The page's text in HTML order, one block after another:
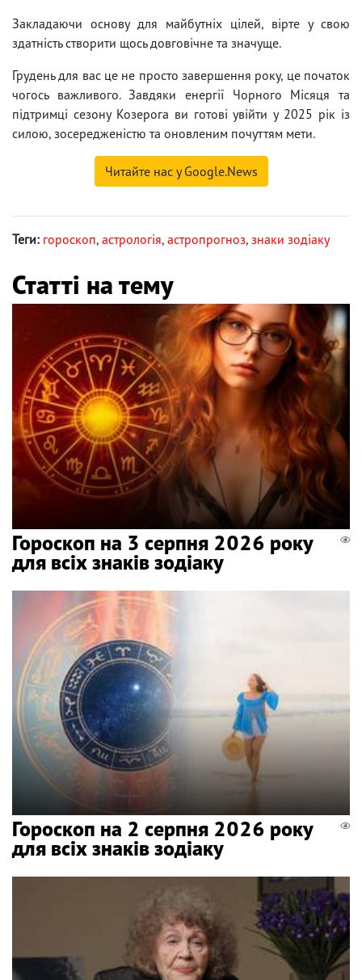
Закладаючи основу для майбутніх цілей, вірте у свою
здатність створити щось довговічне та значуще.
Грудень для вас це не просто завершення року, це початок
чогось важливого. Завдяки енергії Чорного Місяця та
підтримці сезону Козерога ви готові увійти у 2025 рік із
силою, зосередженістю та оновленим почуттям мети.
Читайте нас у Google.News
Теги: гороскоп, астрологія, астропрогноз, знаки зодіаку
Статті на тему
Гороскоп на 3 серпня 2026 року
для всіх знаків зодіаку
Гороскоп на 2 серпня 2026 року
для всіх знаків зодіаку